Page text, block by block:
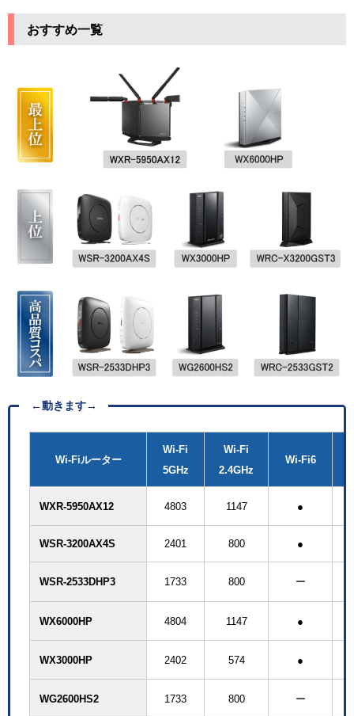
おすすめ一覧
←動きます→
Wi-Fiルーター
Wi-Fi
5GHz
Wi-Fi
2.4GHz
Wi-Fi6
WXR-5950AX12 4803 1147 ●
WSR-3200AX4S 2401 800 ●
WSR-2533DHP3 1733 800 ー
WX6000HP 4804 1147 ●
WX3000HP 2402 574 ●
WG2600HS2 1733 800 ー